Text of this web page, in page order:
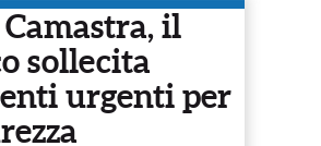
il
sollecita
urgenti per